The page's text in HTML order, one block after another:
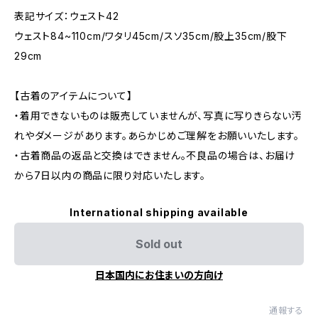
表記サイズ：ウェスト42
ウェスト84~110cm/ワタリ45cm/スソ35cm/股上35cm/股下
29cm
【古着のアイテムについて】
・着用できないものは販売していませんが、写真に写りきらない汚
れやダメージがあります。あらかじめご理解をお願いいたします。
・古着商品の返品と交換はできません。不良品の場合は、お届け
から7日以内の商品に限り対応いたします。
International shipping available
Sold out
日本国内にお住まいの方向け
通報する